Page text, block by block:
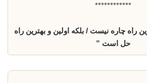
************
راه چاره نیست / بلکه اولین و بهترین راه
حل است ”